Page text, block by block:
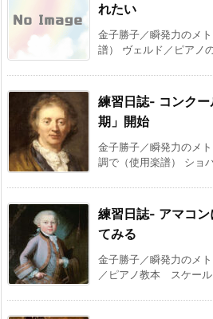
れたい
金子勝子／瞬発力のメ
譜） ヴェルド／ピアノ
練習日誌- コンク
期」開始
金子勝子／瞬発力のメ
調で（使用楽譜） ショ
練習日誌- アマコ
てみる
金子勝子／瞬発力のメ
／ピアノ教本 スケー